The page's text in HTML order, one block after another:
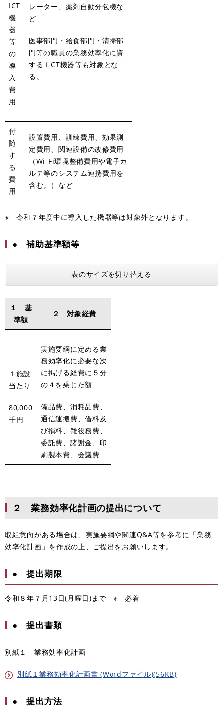
ICT
機
器
等
の
導
入
費
用
レーター、薬剤自動分包機な
ど
医事部門・給食部門・清掃部
門等の職員の業務効率化に資
するＩCT機器等も対象とな
る。
付
随
す
る
費
用
設置費用、訓練費用、効果測
定費用、関連設備の改修費用
（Wi-Fi環境整備費用や電子カ
ルテ等のシステム連携費用を
含む。）など
※ 令和７年度中に導入した機器等は対象外となります。
● 補助基準額等
表のサイズを切り替える
１ 基
準額
２ 対象経費
１施設
当たり
80,000
千円
実施要綱に定める業
務効率化に必要な次
に掲げる経費に５分
の４を乗じた額
​備品費、消耗品費、
通信運搬費、借料及
び損料、雑役務費、
委託費、諸謝金、印
刷製本費、会議費
２ 業務効率化計画の提出について
取組意向がある場合は、実施要綱や関連Q&A等を参考に「業務
効率化計画」を作成の上、ご提出をお願いします。
● 提出期限
令和８年７月13日(月曜日)まで ※ 必着
● 提出書類
別紙１ 業務効率化計画
別紙１業務効率化計画書 (Wordファイル)(56KB)
● 提出方法